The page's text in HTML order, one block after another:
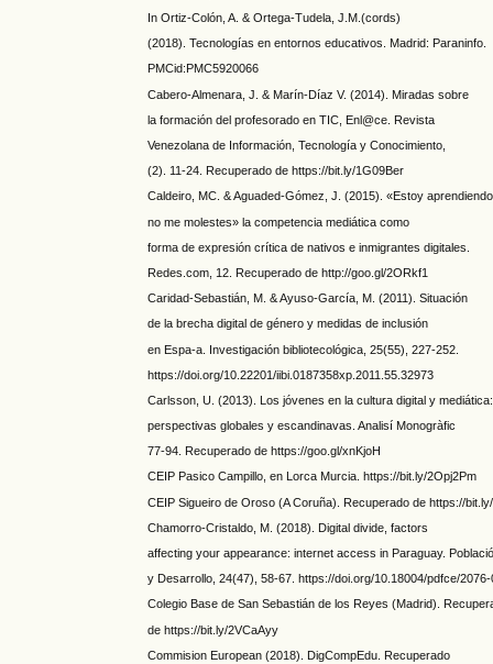
In Ortiz-Colón, A. & Ortega-Tudela, J.M.(cords)
(2018). Tecnologías en entornos educativos. Madrid: Paraninfo.
PMCid:PMC5920066
Cabero-Almenara, J. & Marín-Díaz V. (2014). Miradas sobre
la formación del profesorado en TIC, Enl@ce. Revista
Venezolana de Información, Tecnología y Conocimiento,
(2). 11-24. Recuperado de https://bit.ly/1G09Ber
Caldeiro, MC. & Aguaded-Gómez, J. (2015). «Estoy aprendiendo,
no me molestes» la competencia mediática como
forma de expresión crítica de nativos e inmigrantes digitales.
Redes.com, 12. Recuperado de http://goo.gl/2ORkf1
Caridad-Sebastián, M. & Ayuso-García, M. (2011). Situación
de la brecha digital de género y medidas de inclusión
en Espa-a. Investigación bibliotecológica, 25(55), 227-252.
https://doi.org/10.22201/iibi.0187358xp.2011.55.32973
Carlsson, U. (2013). Los jóvenes en la cultura digital y mediática:
perspectivas globales y escandinavas. Analisí Monogràfic
77-94. Recuperado de https://goo.gl/xnKjoH
CEIP Pasico Campillo, en Lorca Murcia. https://bit.ly/2Opj2Pm
CEIP Sigueiro de Oroso (A Coruña). Recuperado de https://
Chamorro-Cristaldo, M. (2018). Digital divide, factors
affecting your appearance: internet access in Paraguay.
y Desarrollo, 24(47), 58-67. https://doi.org/10.18004/pdfce/
Colegio Base de San Sebastián de los Reyes (Madrid).
de https://bit.ly/2VCaAyy
Commision European (2018). DigCompEdu. Recuperado